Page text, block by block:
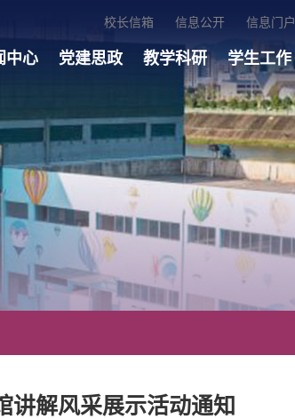
讲解风采展示活动通知
中心 党建思政 教学科研 学生工作
校长信箱 信息公开 信息门户